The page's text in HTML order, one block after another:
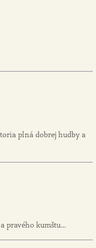
plná dobrej hudby a
pravého kumštu...